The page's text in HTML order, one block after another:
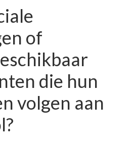
of
die hun
volgen aan